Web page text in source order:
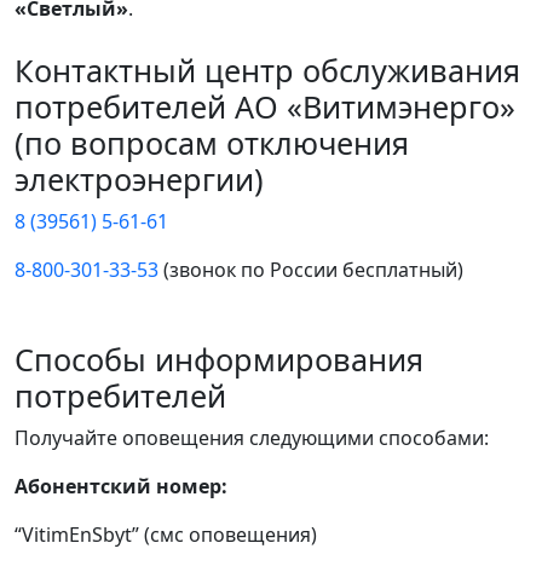
«Светлый».
Контактный центр обслуживания
потребителей АО «Витимэнерго»
(по вопросам отключения
электроэнергии)
8 (39561) 5-61-61
8-800-301-33-53(звонок по России бесплатный)
Способы информирования
потребителей
Получайте оповещения следующими способами:
Абонентский номер:
“VitimEnSbyt” (смс оповещения)